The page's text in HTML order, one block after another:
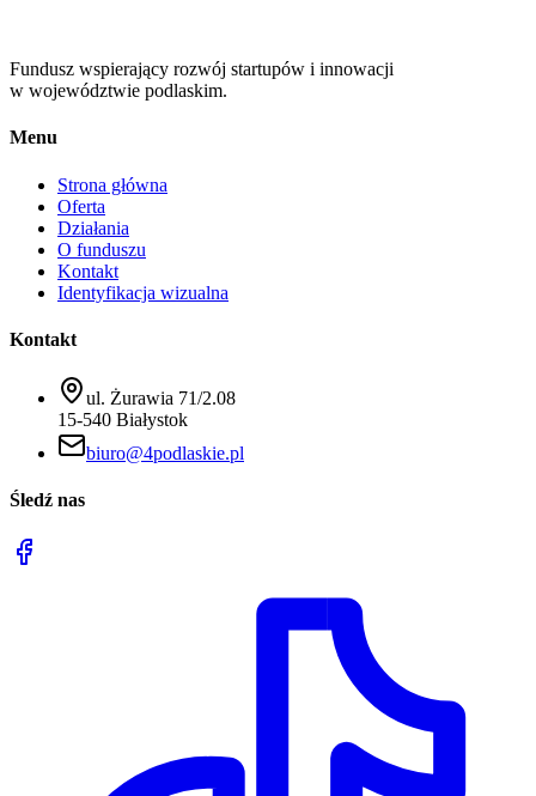
Fundusz wspierający rozwój startupów i innowacji
w województwie podlaskim.
Menu
Strona główna
Oferta
Działania
O funduszu
Kontakt
Identyfikacja wizualna
Kontakt
ul. Żurawia 71/2.08
15-540 Białystok
biuro@4podlaskie.pl
Śledź nas